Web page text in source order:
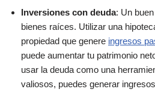
Inversiones con deuda: Un
bienes raíces. Utilizar una
propiedad que genere ingresos
puede aumentar tu patrimonio
usar la deuda como una
valiosos, puedes generar